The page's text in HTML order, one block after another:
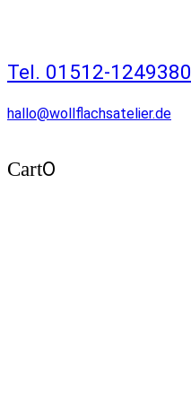
Tel. 01512-1249380
hallo@wollflachsatelier.de
Cart0